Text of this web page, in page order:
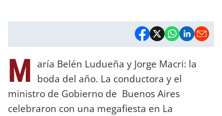
M aría Belén Ludueña y Jorge Macri: la
boda del año. La conductora y el
ministro de Gobierno de Buenos Aires
celebraron con una megafiesta en La